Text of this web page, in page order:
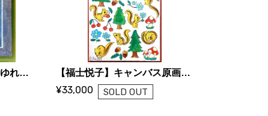
【野鳥生活】原画「波にゆれて」（けいまふり） 【福士悦子】キャンバス原画「森のシマリスたち」
¥33,000 SOLD OUT